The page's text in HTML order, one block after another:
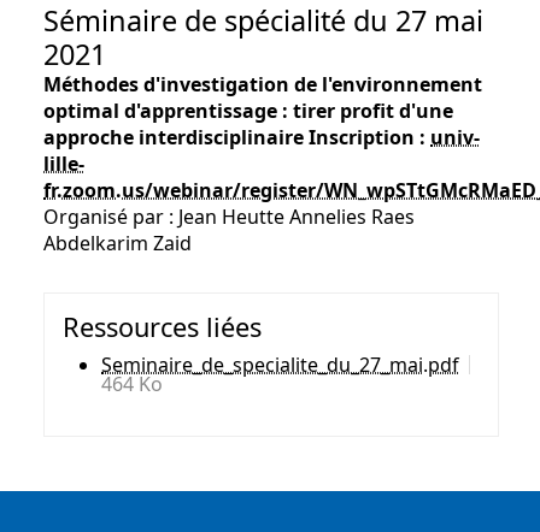
Séminaire de spécialité du 27 mai
2021
Méthodes d'investigation de l'environnement
optimal d'apprentissage : tirer profit d'une
approche interdisciplinaireInscription : univ-
lille-
fr.zoom.us/webinar/register/
Organisé par : Jean Heutte Annelies Raes
Abdelkarim Zaid
Ressources liées
Seminaire_de_specialite_du_27_mai.pdf
464 Ko